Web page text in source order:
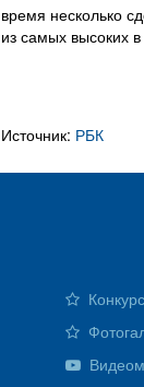
время несколько
из самых высоких
Источник: РБК